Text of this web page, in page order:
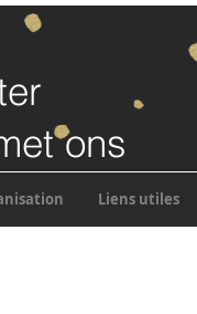
Liens utiles
ons